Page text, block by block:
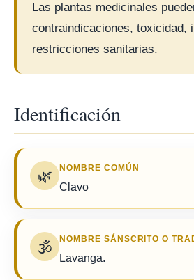
Las plantas medicinales
contraindicaciones, toxicidad,
restricciones sanitarias.
Identificación
🌿 NOMBRE COMÚN
Clavo
🕉️ NOMBRE SÁNSCRITO O
Lavanga.